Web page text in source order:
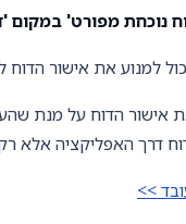
למנוע את אישור
אישור הדוח על מנת
דרך האפליקציה אלא
>>